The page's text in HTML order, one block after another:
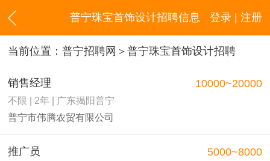
登录 | 注册
普宁珠宝首饰设计招聘信息
当前位置： 普宁招聘网 ＞普宁珠宝首饰设计招聘
销售经理
不限 | 2年 | 广东揭阳普宁
普宁市伟腾农贸有限公司
10000~20000
推广员 5000~8000